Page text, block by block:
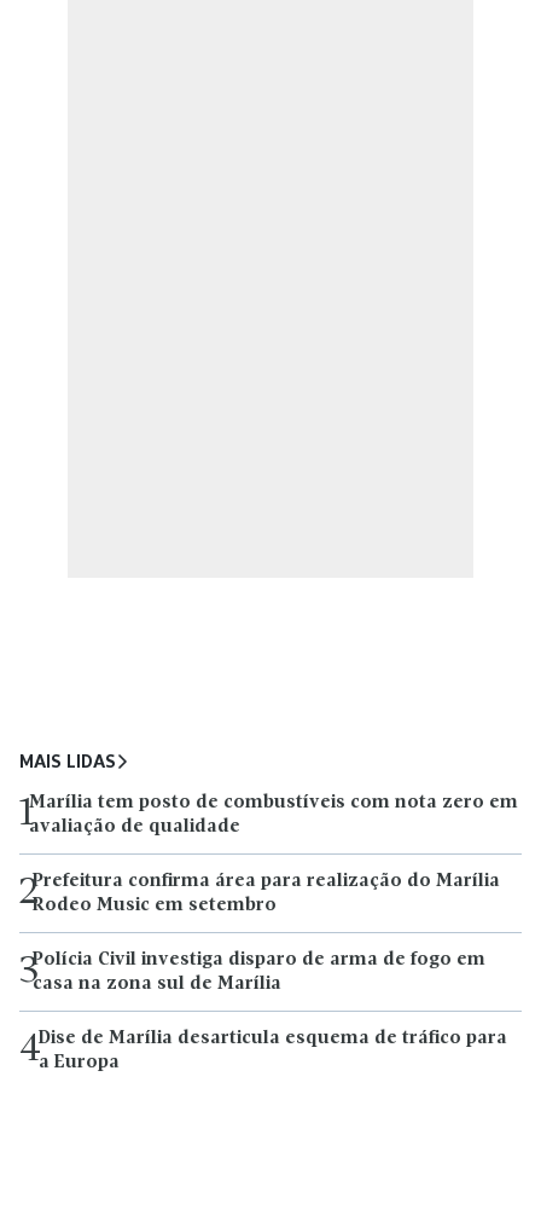
MAIS LIDAS
1Marília tem posto de combustíveis com nota zero em
avaliação de qualidade
2Prefeitura confirma área para realização do Marília
Rodeo Music em setembro
3Polícia Civil investiga disparo de arma de fogo em
casa na zona sul de Marília
4Dise de Marília desarticula esquema de tráfico para
a Europa